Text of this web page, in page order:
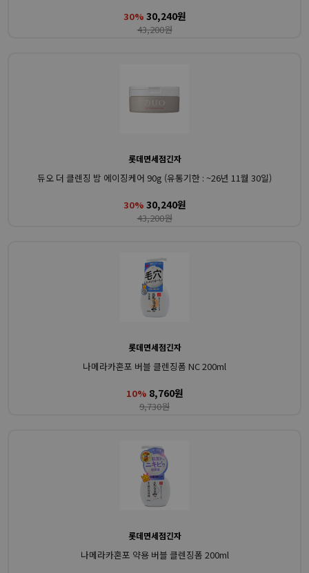
30% 30,240원
43,200원
롯데면세점긴자
듀오 더 클렌징 밤 에이징케어 90g (유통기한 : ~26년 11월 30일)
30% 30,240원
43,200원
롯데면세점긴자
나메라카혼포 버블 클렌징폼 NC 200ml
10% 8,760원
9,730원
롯데면세점긴자
나메라카혼포 약용 버블 클렌징폼 200ml